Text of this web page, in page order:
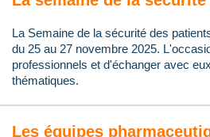
La Semaine de la sécurité des
du 25 au 27 novembre 2025.
professionnels et d'échanger avec
thématiques.
Les équipes